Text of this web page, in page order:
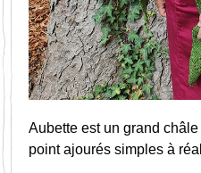
Aubette est un grand
point ajourés simples à